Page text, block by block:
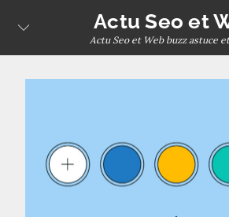
content
Actu Seo et
Actu Seo et Web buzz astuce